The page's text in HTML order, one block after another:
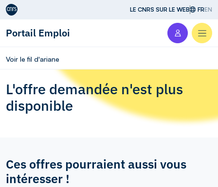
Aller au contenu LE CNRS SUR LE WEB FREN
Portail Emploi
Voir le fil d'ariane
L'offre demandée n'est plus
disponible
Ces offres pourraient aussi vous
intéresser !